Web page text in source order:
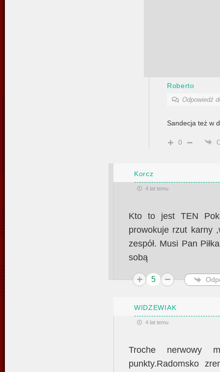
Roberto
Odpowiedź
Sandecja też w
0
Korcz
4 lat temu
Kto to jest TEN
prowokuje rzut karny
zespół. Musi Pan
sobą
5
WIDZEWIAK
4 lat temu
Troche nerwowy
punkty.Radomsko